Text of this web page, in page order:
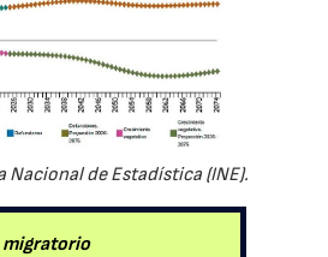
de Estadística (INE).